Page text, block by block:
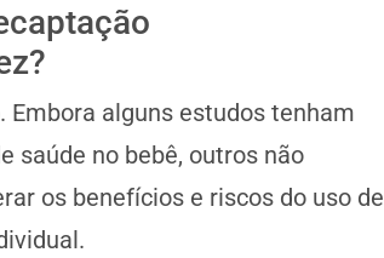
alguns estudos tenham
saúde no bebê, outros não
os benefícios e riscos do uso de